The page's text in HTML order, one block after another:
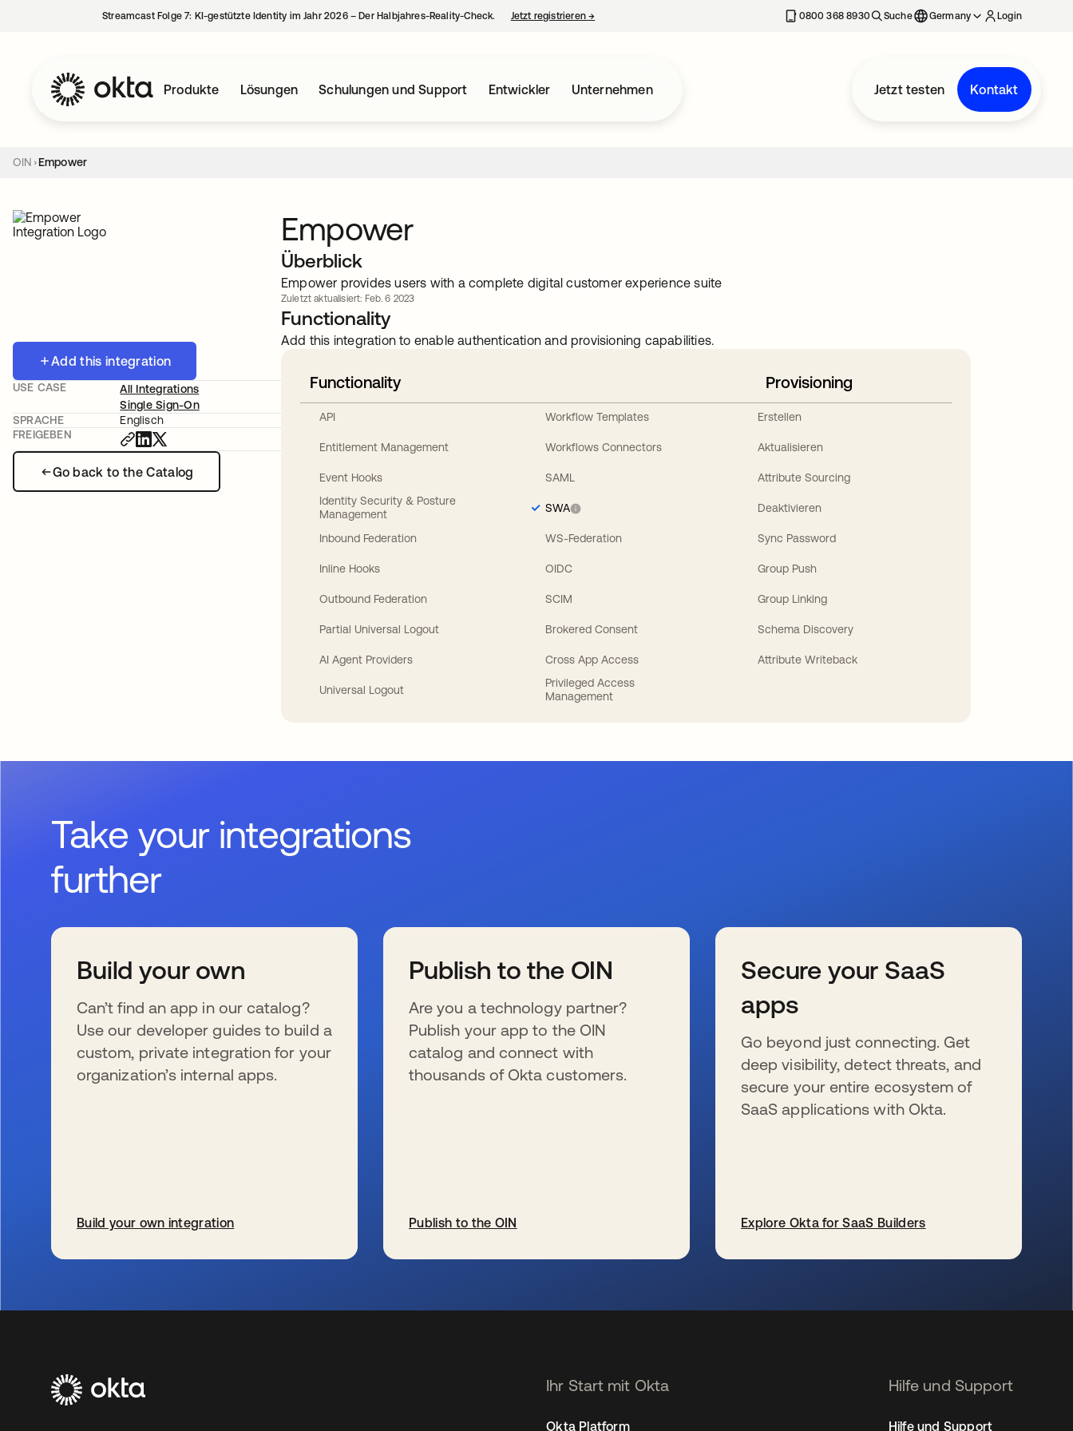
Streamcast Folge 7: KI-gestützte Identity im Jahr 2026 – Der Halbjahres-Reality-Check. Jetzt registrieren→ 0800 368 8930 Suche Germany Login
Produkte Lösungen Schulungen und Support Entwickler Unternehmen Jetzt testen Kontakt
OIN Empower
Add this integration
Go back to the Catalog
USE CASE
All Integrations
Single Sign-On
SPRACHE
Englisch
FREIGEBEN
Empower
Überblick
Empower provides users with a complete digital customer experience suite
Zuletzt aktualisiert: Feb. 6 2023
Functionality
Add this integration to enable authentication and provisioning capabilities.
Functionality
API
Entitlement Management
Event Hooks
Identity Security & Posture
Management
Inbound Federation
Inline Hooks
Outbound Federation
Partial Universal Logout
AI Agent Providers
Universal Logout
Workflow Templates
Workflows Connectors
SAML
SWA
WS-Federation
OIDC
SCIM
Brokered Consent
Cross App Access
Privileged Access
Management
Provisioning
Erstellen
Aktualisieren
Attribute Sourcing
Deaktivieren
Sync Password
Group Push
Group Linking
Schema Discovery
Attribute Writeback
Take your integrations
further
Build your own
Can’t find an app in our catalog?
Use our developer guides to build a
custom, private integration for your
organization’s internal apps.
Build your own integration
Publish to the OIN
Are you a technology partner?
Publish your app to the OIN
catalog and connect with
thousands of Okta customers.
Publish to the OIN
Secure your SaaS
apps
Go beyond just connecting. Get
deep visibility, detect threats, and
secure your entire ecosystem of
SaaS applications with Okta.
Explore Okta for SaaS Builders
Ihr Start mit Okta
Okta Platform
Hilfe und Support
Hilfe und Support